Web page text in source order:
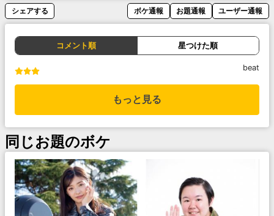
シェアする ボケ通報 お題通報 ユーザー通報
コメント順 星つけた順
beat
もっと見る
同じお題のボケ